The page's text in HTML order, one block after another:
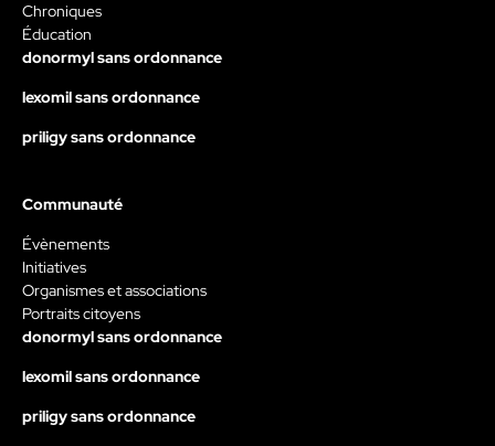
Chroniques
Éducation
donormyl sans ordonnance
lexomil sans ordonnance
priligy sans ordonnance
Communauté
Évènements
Initiatives
Organismes et associations
Portraits citoyens
donormyl sans ordonnance
lexomil sans ordonnance
priligy sans ordonnance